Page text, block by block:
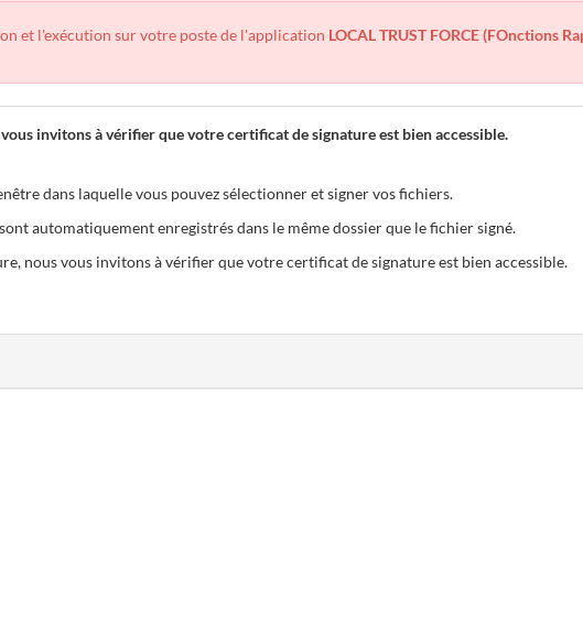
et l'exécution sur votre poste de l'application LOCAL TRUST FORCE (FOnctions
invitons à vérifier que votre certificat de signature est bien accessible.
dans laquelle vous pouvez sélectionner et signer vos fichiers.
automatiquement enregistrés dans le même dossier que le fichier signé.
nous vous invitons à vérifier que votre certificat de signature est bien accessible.